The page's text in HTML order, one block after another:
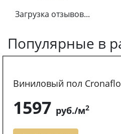
Загрузка отзывов...
Популярные в
Виниловый пол
1597 руб./м2